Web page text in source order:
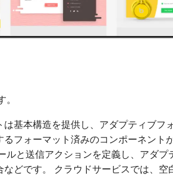
は基本構造を提供し、アダプティブ
フォーマット済みのコンポーネン
と送信アクションを定義し、アダ
どです。 クラウドサービスでは、空